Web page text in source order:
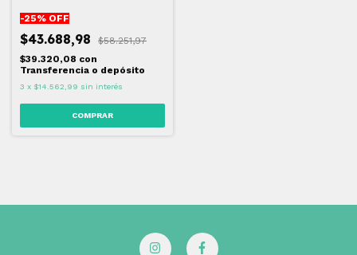
-25% OFF
$43.688,98
$58.251,97
$39.320,08 con
Transferencia o depósito
3 x $14.562,99 sin interés